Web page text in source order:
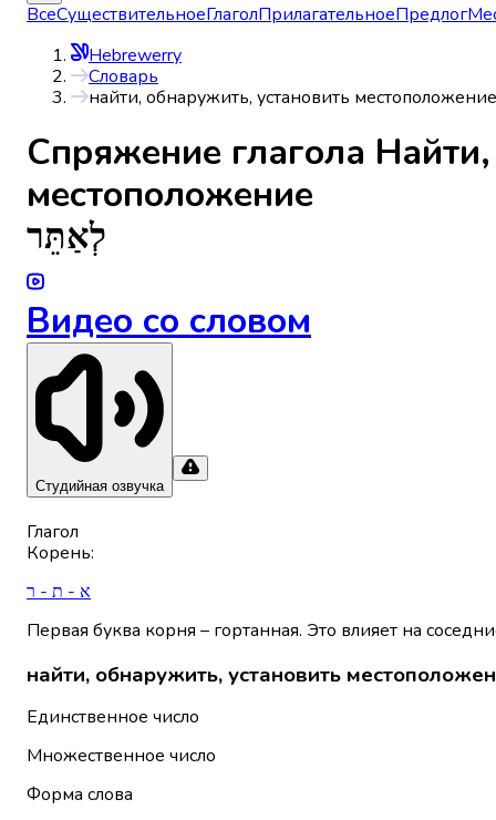
ВсеСуществительноеГлаголПрилагательноеПредлог
Hebrewerry
Словарь
найти, обнаружить, установить местоположение
Спряжениe глагола
местоположение
לְאַתֵּר
Видео со словом
Студийная озвучка
Глагол
Корень:
א - ת - ר
Первая буква корня – гортанная. Это влияет на
найти, обнаружить, установить
Единственное число
Множественное число
Форма слова